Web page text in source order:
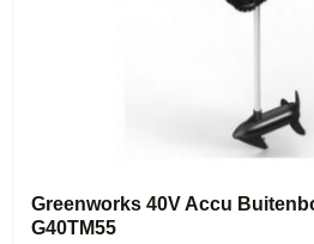
Greenworks 40V Accu
G40TM55